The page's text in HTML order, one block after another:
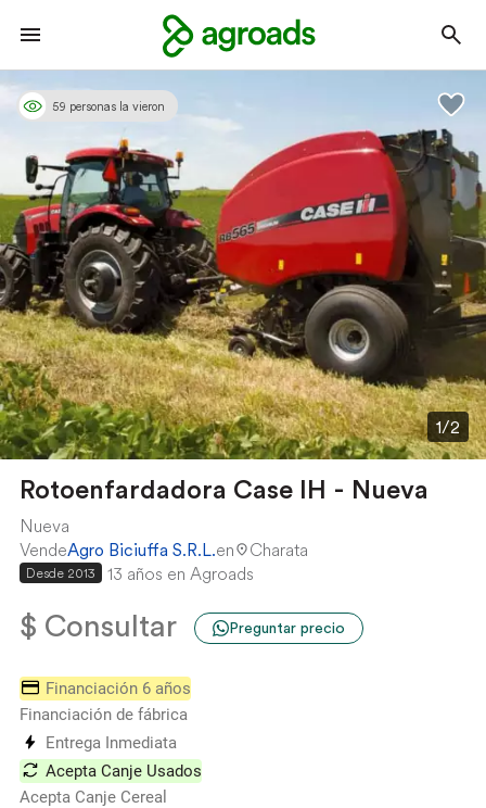
1/2
59 personas la vieron
Rotoenfardadora Case IH - Nueva
Nueva
VendeAgro Biciuffa S.R.L.en Charata
Desde 2013 13 años en Agroads
$ Consultar Preguntar precio
Financiación 6 años
Financiación de fábrica
Entrega Inmediata
Acepta Canje Usados
Acepta Canje Cereal